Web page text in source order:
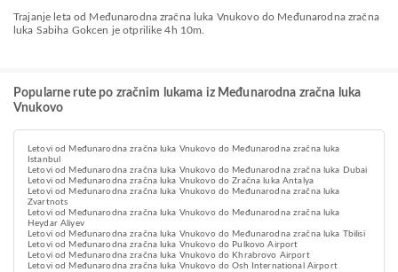
Trajanje leta od Međunarodna zračna luka Vnukovo do Međunarodna zračna
luka Sabiha Gokcen je otprilike 4h 10m.
Popularne rute po zračnim lukama iz Međunarodna zračna luka
Vnukovo
Letovi od Međunarodna zračna luka Vnukovo do Međunarodna zračna luka
Istanbul
Letovi od Međunarodna zračna luka Vnukovo do Međunarodna zračna luka Dubai
Letovi od Međunarodna zračna luka Vnukovo do Zračna luka Antalya
Letovi od Međunarodna zračna luka Vnukovo do Međunarodna zračna luka
Zvartnots
Letovi od Međunarodna zračna luka Vnukovo do Međunarodna zračna luka
Heydar Aliyev
Letovi od Međunarodna zračna luka Vnukovo do Međunarodna zračna luka Tbilisi
Letovi od Međunarodna zračna luka Vnukovo do Pulkovo Airport
Letovi od Međunarodna zračna luka Vnukovo do Khrabrovo Airport
Letovi od Međunarodna zračna luka Vnukovo do Osh International Airport